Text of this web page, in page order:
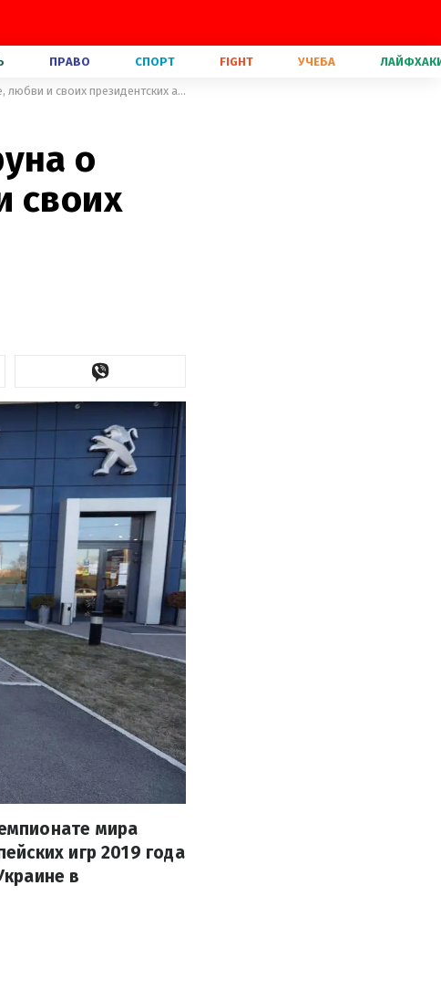
ПРАВО СПОРТ FIGHT УЧЕБА
"Я никогда не извиняюсь": Горуна о заработках на спорте, любви и своих президентских амбициях
о
своих
мира
игр 2019 года
в